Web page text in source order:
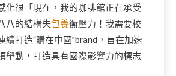
化很「現在，我的咖啡館正在承受
八的結構失包養衡壓力！我需要校
續打造“購在中國”brand，旨在加速
舉動，打造具有國際影響力的標志